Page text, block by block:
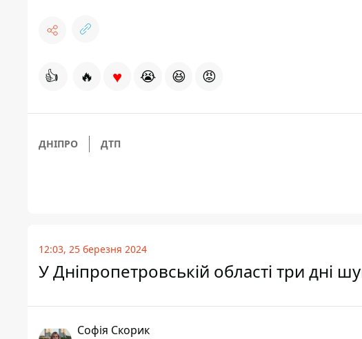
👍 🔥 ♥ 😭 😆 😡
ДНІПРО ДТП
12:03, 25 березня 2024
У Дніпропетровській області три дні
Софія Скорик